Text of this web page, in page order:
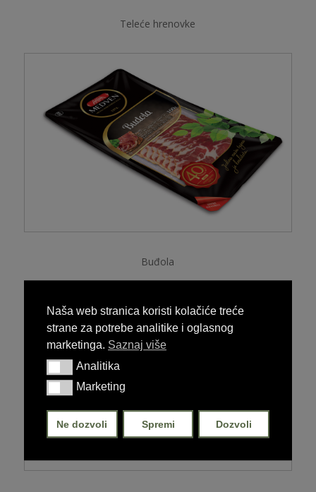
Naša web stranica koristi kolačiće treće
strane za potrebe analitike i oglasnog
marketinga. Saznaj više
AnalitikaAnalitika
MarketingMarketing
Ne dozvoli Spremi Dozvoli
Teleće hrenovke
Buđola